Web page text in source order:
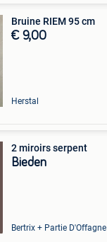
Bruine RIEM 95 cm
€ 9,00
Herstal
2 miroirs serpent
Bieden
Bertrix + Partie D'Offagne